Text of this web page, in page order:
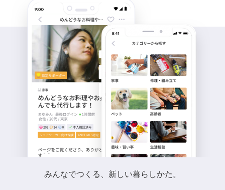
みんなでつくる、新しい暮らしかた。